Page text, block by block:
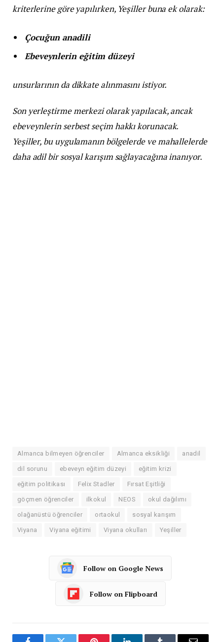
kriterlerine göre yapılırken, Yeşiller buna ek olarak:
Çocuğun anadili
Ebeveynlerin eğitim düzeyi
unsurlarının da dikkate alınmasını istiyor.
Son yerleştirme merkezi olarak yapılacak, ancak
ebeveynlerin serbest seçim hakkı korunacak.
Yeşiller, bu uygulamanın bölgelerde ve mahallelerde
daha adil bir sosyal karışım sağlayacağına inanıyor.
Almanca bilmeyen öğrenciler Almanca eksikliği anadil
dil sorunu ebeveyn eğitim düzeyi eğitim krizi
eğitim politikası Felix Stadler Fırsat Eşitliği
göçmen öğrenciler ilkokul NEOS okul dağılımı
olağanüstü öğrenciler ortaokul sosyal karışım
Viyana Viyana eğitimi Viyana okulları Yeşiller
Follow on Google News
Follow on Flipboard